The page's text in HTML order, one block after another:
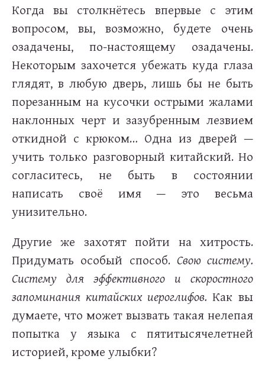
Когда вы столкнётесь впервые с этим
вопросом, вы, возможно, будете очень
озадачены, по-настоящему озадачены.
Некоторым захочется убежать куда глаза
глядят, в любую дверь, лишь бы не быть
порезанным на кусочки острыми жалами
наклонных черт и зазубренным лезвием
откидной с крюком… Одна из дверей —
учить только разговорный китайский. Но
согласитесь, не быть в состоянии
написать своё имя — это весьма
унизительно.
Другие же захотят пойти на хитрость.
Придумать особый способ. Свою систему.
Систему для эффективного и скоростного
запоминания китайских иероглифов. Как вы
думаете, что может вызвать такая нелепая
попытка у языка с пятитысячелетней
историей, кроме улыбки?